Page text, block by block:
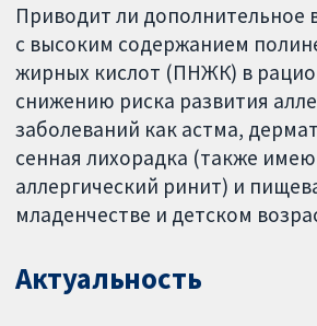
Приводит ли дополнительное
с высоким содержанием
жирных кислот (ПНЖК) в
снижению риска развития
заболеваний как астма,
сенная лихорадка (также
аллергический ринит) и
младенчестве и детском
Актуальность